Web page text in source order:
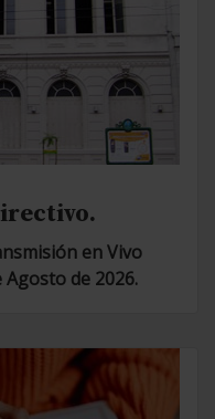
en Vivo
Agosto de 2026.